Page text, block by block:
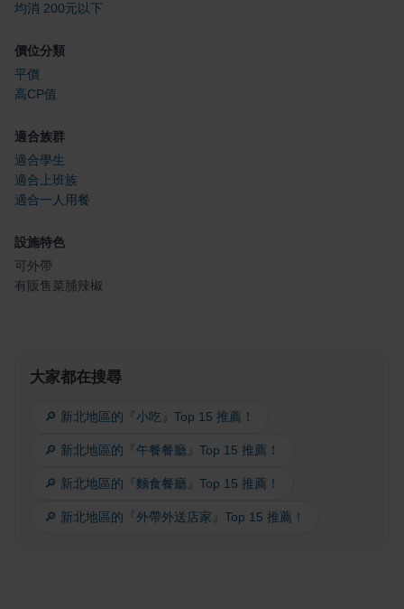
均消 200元以下
價位分類
平價
高CP值
適合族群
適合學生
適合上班族
適合一人用餐
設施特色
可外帶
有販售菜脯辣椒
大家都在搜尋
🔎 新北地區的『小吃』Top 15 推薦！
🔎 新北地區的『午餐餐廳』Top 15 推薦！
🔎 新北地區的『麵食餐廳』Top 15 推薦！
🔎 新北地區的『外帶外送店家』Top 15 推薦！